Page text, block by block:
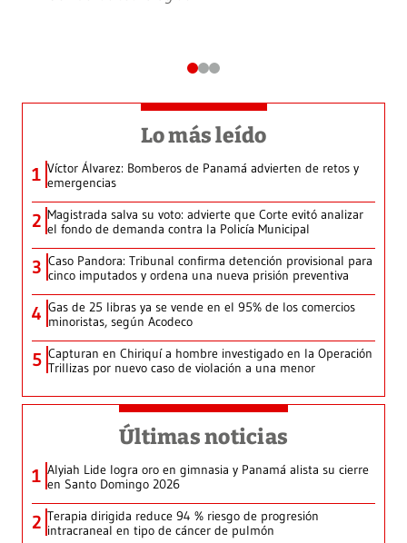
Lo más leído
1 Víctor Álvarez: Bomberos de Panamá advierten de retos y
emergencias
2 Magistrada salva su voto: advierte que Corte evitó analizar
el fondo de demanda contra la Policía Municipal
3 Caso Pandora: Tribunal confirma detención provisional para
cinco imputados y ordena una nueva prisión preventiva
4 Gas de 25 libras ya se vende en el 95% de los comercios
minoristas, según Acodeco
5 Capturan en Chiriquí a hombre investigado en la Operación
Trillizas por nuevo caso de violación a una menor
Últimas noticias
1 Alyiah Lide logra oro en gimnasia y Panamá alista su cierre
en Santo Domingo 2026
2 Terapia dirigida reduce 94 % riesgo de progresión
intracraneal en tipo de cáncer de pulmón